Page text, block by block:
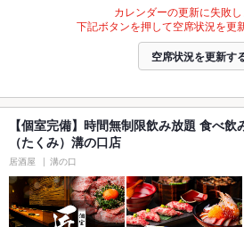
カレンダーの更新に失敗し
下記ボタンを押して空席状況を更
空席状況を更新す
【個室完備】時間無制限飲み放題 食べ
（たくみ）溝の口店
居酒屋 溝の口